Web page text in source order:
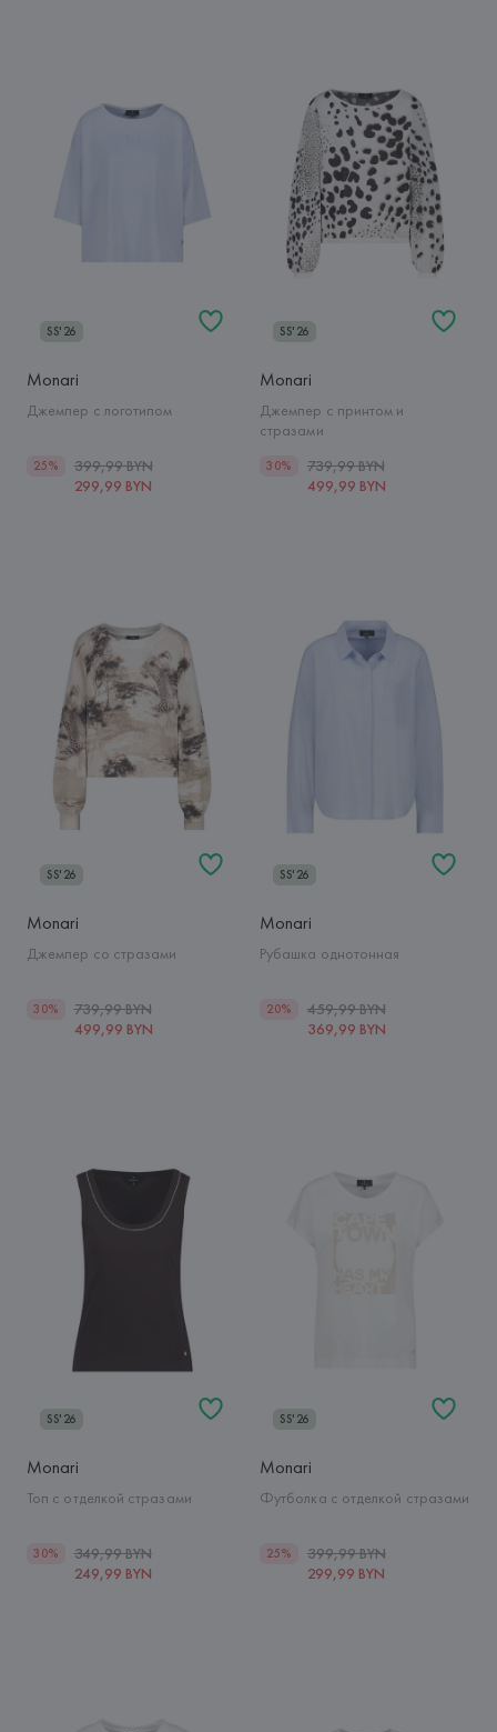
SS'26
Monari
Джемпер с логотипом
25%
399,99 BYN
299,99 BYN
SS'26
Monari
Джемпер с принтом и
стразами
30%
739,99 BYN
499,99 BYN
SS'26
Monari
Джемпер со стразами
30%
739,99 BYN
499,99 BYN
SS'26
Monari
Рубашка однотонная
20%
459,99 BYN
369,99 BYN
SS'26
Monari
Топ с отделкой стразами
30%
349,99 BYN
249,99 BYN
SS'26
Monari
Футболка с отделкой стразами
25%
399,99 BYN
299,99 BYN